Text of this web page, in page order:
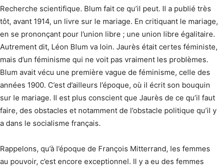
Recherche scientifique. Blum fait ce qu’il peut. Il a publié très
tôt, avant 1914, un livre sur le mariage. En critiquant le mariage,
en se prononçant pour l’union libre ; une union libre égalitaire.
Autrement dit, Léon Blum va loin. Jaurès était certes féministe,
mais d’un féminisme qui ne voit pas vraiment les problèmes.
Blum avait vécu une première vague de féminisme, celle des
années 1900. C’est d’ailleurs l’époque, où il écrit son bouquin
sur le mariage. Il est plus conscient que Jaurès de ce qu’il faut
faire, des obstacles et notamment de l’obstacle politique qu’il y
a dans le socialisme français.
Rappelons, qu’à l’époque de François Mitterrand, les femmes
au pouvoir, c’est encore exceptionnel. Il y a eu des femmes